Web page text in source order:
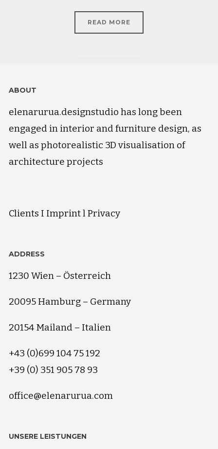
READ MORE
ABOUT
elenarurua.designstudio has long been
engaged in interior and furniture design, as
well as photorealistic 3D visualisation of
architecture projects
Clients I Imprintl Privacy
ADDRESS
1230 Wien – Österreich
20095 Hamburg – Germany
20154 Mailand – Italien
+43 (0)699 104 75 192
+39 (0) 351 905 78 93
office@elenarurua.com
UNSERE LEISTUNGEN